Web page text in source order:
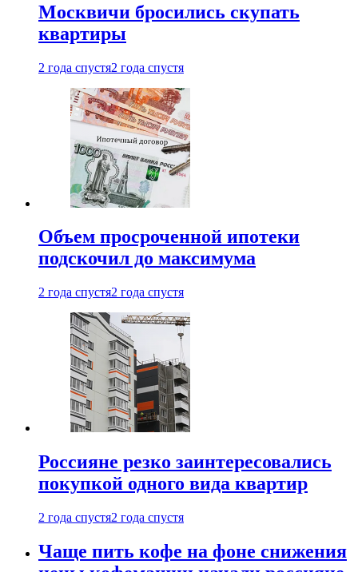
Москвичи бросились скупать
квартиры
2 года спустя2 года спустя
Объем просроченной ипотеки
подскочил до максимума
2 года спустя2 года спустя
Россияне резко заинтересовались
покупкой одного вида квартир
2 года спустя2 года спустя
Чаще пить кофе на фоне снижения